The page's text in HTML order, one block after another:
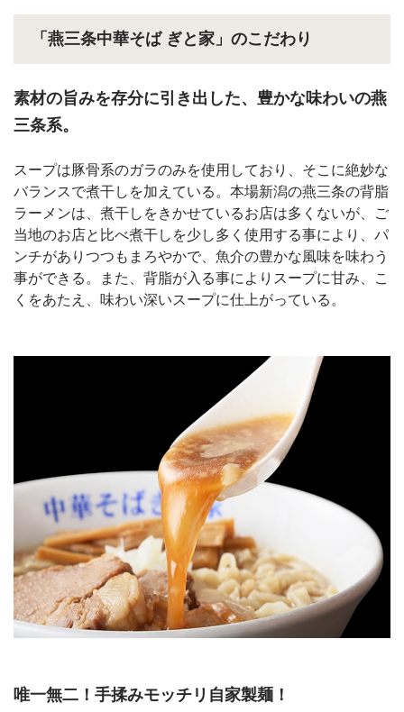
「燕三条中華そば ぎと家」のこだわり
素材の旨みを存分に引き出した、豊かな味わいの燕
三条系。
スープは豚骨系のガラのみを使用しており、そこに絶妙な
バランスで煮干しを加えている。本場新潟の燕三条の背脂
ラーメンは、煮干しをきかせているお店は多くないが、ご
当地のお店と比べ煮干しを少し多く使用する事により、パ
ンチがありつつもまろやかで、魚介の豊かな風味を味わう
事ができる。また、背脂が入る事によりスープに甘み、こ
くをあたえ、味わい深いスープに仕上がっている。
唯一無二！手揉みモッチリ自家製麺！